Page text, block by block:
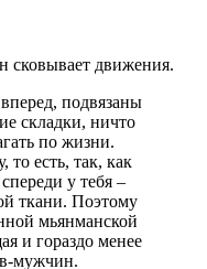
сковывает движения.
подвязаны
складки, ничто
по жизни.
то есть, так, как
у тебя –
ткани. Поэтому
мьянманской
и гораздо менее
мужчин.